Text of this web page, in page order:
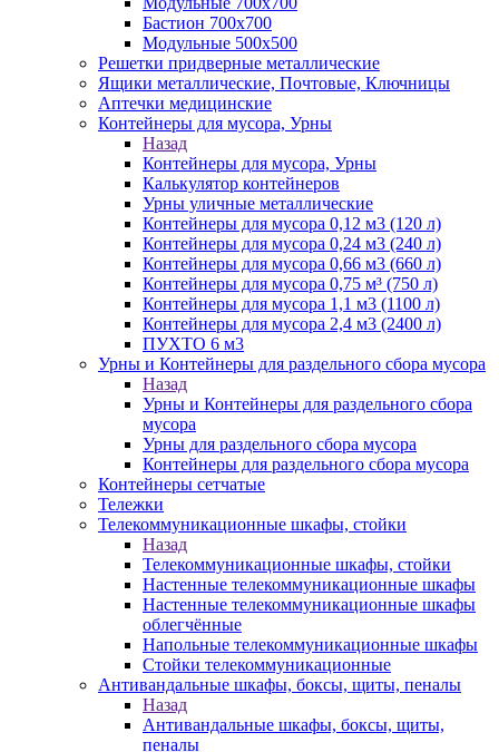
Бастион 700х700
Модульные 500х500
Решетки придверные металлические
Ящики металлические, Почтовые, Ключницы
Аптечки медицинские
Контейнеры для мусора, Урны
Назад
Контейнеры для мусора, Урны
Калькулятор контейнеров
Урны уличные металлические
Контейнеры для мусора 0,12 м3 (120 л)
Контейнеры для мусора 0,24 м3 (240 л)
Контейнеры для мусора 0,66 м3 (660 л)
Контейнеры для мусора 0,75 м³ (750 л)
Контейнеры для мусора 1,1 м3 (1100 л)
Контейнеры для мусора 2,4 м3 (2400 л)
ПУХТО 6 м3
Урны и Контейнеры для раздельного сбора мусора
Назад
Урны и Контейнеры для раздельного сбора
мусора
Урны для раздельного сбора мусора
Контейнеры для раздельного сбора мусора
Контейнеры сетчатые
Тележки
Телекоммуникационные шкафы, стойки
Назад
Телекоммуникационные шкафы, стойки
Настенные телекоммуникационные шкафы
Настенные телекоммуникационные шкафы
облегчённые
Напольные телекоммуникационные шкафы
Стойки телекоммуникационные
Антивандальные шкафы, боксы, щиты, пеналы
Назад
Антивандальные шкафы, боксы, щиты,
пеналы